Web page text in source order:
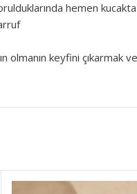
hemen kucakta
keyfini çıkarmak